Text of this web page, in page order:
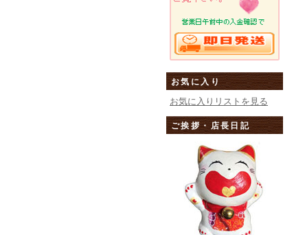
お気に入り
お気に入りリストを見る
ご挨拶・店長日記